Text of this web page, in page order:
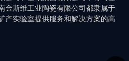
金斯维工业陶瓷有限公司都隶属于
产实验室提供服务和解决方案的高